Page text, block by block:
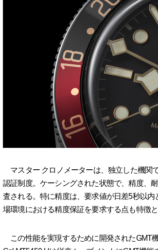
マスター クロノメーターは、独立した機関
認証制度。ケーシングされた状態で、精度、
査される。特に精度は、要求値が日差5秒以
場環境における精度保証を要求する点も特徴と
この性能を実現するために開発されたGMT